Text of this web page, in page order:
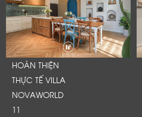
HOÀN THIỆN
THỰC TẾ VILLA
NOVAWORLD
11